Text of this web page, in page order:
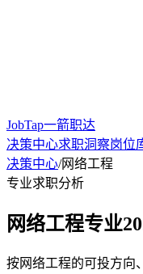
JobTap一箭职达
决策中心求职洞察岗位
决策中心/网络工程
专业求职分析
网络工程专业
按网络工程的可投方向